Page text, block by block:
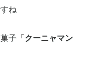
ね
子「 クーニャマン